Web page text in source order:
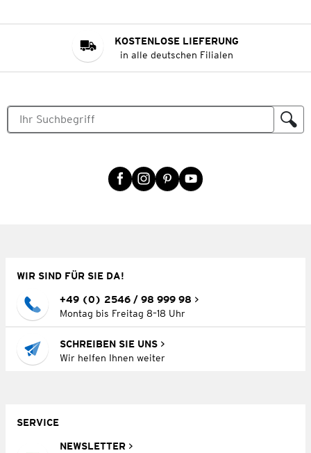
KOSTENLOSE LIEFERUNG
in alle deutschen Filialen
WIR SIND FÜR SIE DA!
+49 (0) 2546 / 98 999 98
Montag bis Freitag 8–18 Uhr
SCHREIBEN SIE UNS
Wir helfen Ihnen weiter
SERVICE
NEWSLETTER